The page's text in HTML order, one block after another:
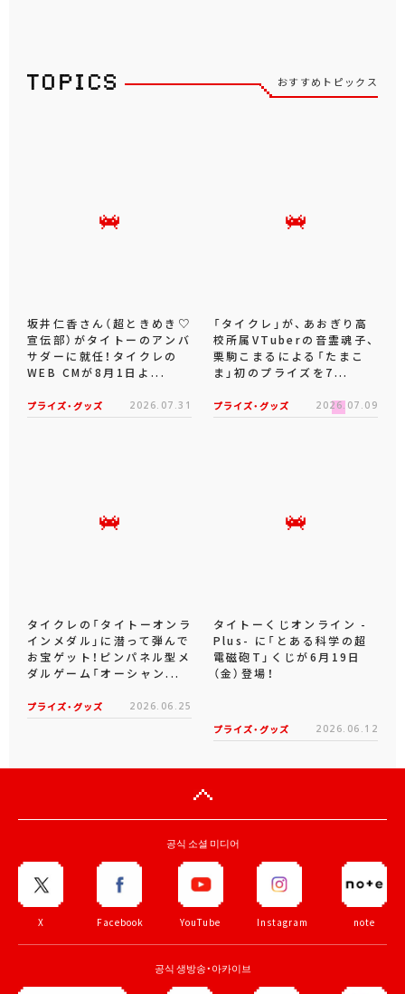
おすすめトピックス
坂井仁香さん（超ときめき♡
宣伝部）がタイトーのアンバ
サダーに就任！タイクレの
WEB CMが8月1日よ...
プライズ・グッズ 2026.07.31
「タイクレ」が、あおぎり高
校所属VTuberの音霊魂子、
栗駒こまるによる「たまこ
ま」初のプライズを7...
プライズ・グッズ 2026.07.09
タイクレの「タイトーオンラ
インメダル」に潜って弾んで
お宝ゲット！ピンパネル型メ
ダルゲーム「オーシャン...
プライズ・グッズ 2026.06.25
タイトーくじオンライン -
Plus- に「とある科学の超
電磁砲T」くじが6月19日
（金）登場！
プライズ・グッズ 2026.06.12
공식 소셜 미디어
X Facebook YouTube Instagram note
공식 생방송・아카이브